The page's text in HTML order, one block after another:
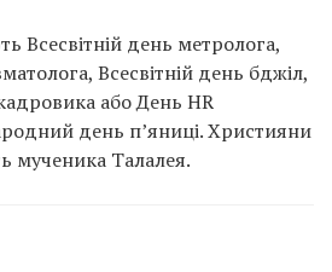
Всесвітній день метролога,
Всесвітній день бджіл,
або День HR
день п’яниці. Християни
мученика Талалея.